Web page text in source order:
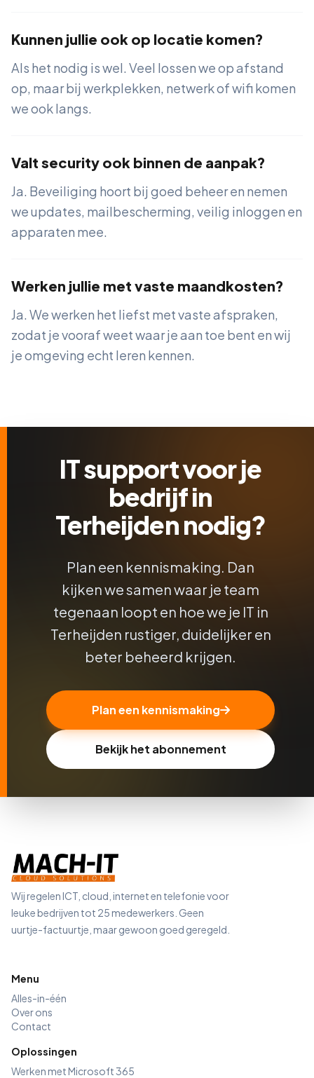
Kunnen jullie ook op locatie komen?
Als het nodig is wel. Veel lossen we op afstand
op, maar bij werkplekken, netwerk of wifi komen
we ook langs.
Valt security ook binnen de aanpak?
Ja. Beveiliging hoort bij goed beheer en nemen
we updates, mailbescherming, veilig inloggen en
apparaten mee.
Werken jullie met vaste maandkosten?
Ja. We werken het liefst met vaste afspraken,
zodat je vooraf weet waar je aan toe bent en wij
je omgeving echt leren kennen.
IT support voor je
bedrijf in
Terheijden nodig?
Plan een kennismaking. Dan
kijken we samen waar je team
tegenaan loopt en hoe we je IT in
Terheijden rustiger, duidelijker en
beter beheerd krijgen.
Plan een kennismaking
Bekijk het abonnement
Wij regelen ICT, cloud, internet en telefonie voor
leuke bedrijven tot 25 medewerkers. Geen
uurtje-factuurtje, maar gewoon goed geregeld.
Menu
Alles-in-één
Over ons
Contact
Oplossingen
Werken met Microsoft 365